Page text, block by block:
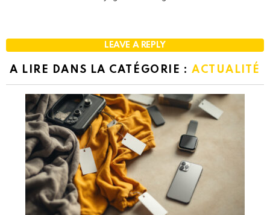
LEAVE A REPLY
A LIRE DANS LA CATÉGORIE : ACTUALITÉ